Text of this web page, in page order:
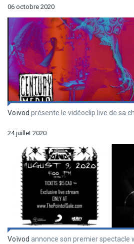
06 octobre 2020
Voïvod présente le vidéoclip live de sa
24 juillet 2020
Voïvod annonce son premier spectacle